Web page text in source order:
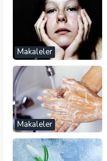
Makaleler
Makaleler